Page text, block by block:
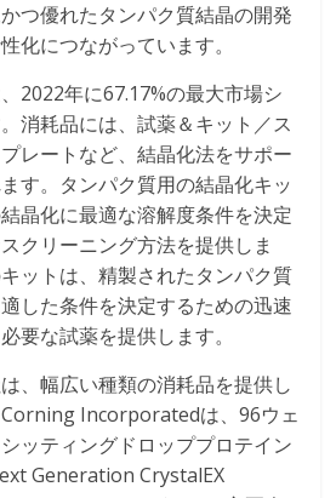
つ優れたタンパク質結晶の開発
化につながっています。
2022年に67.17%の最大市場シ
消耗品には、試薬＆キット／ス
レートなど、結晶化法をサポー
す。タンパク質用の結晶化キッ
晶化に最適な溶解度条件を決定
クリーニング方法を提供しま
ットは、精製されたタンパク質
した条件を決定するための迅速
要な試薬を提供します。
、幅広い種類の消耗品を提供し
Incorporatedは、96ウェ
ッティングドロッププロテイン
Generation CrystalEX